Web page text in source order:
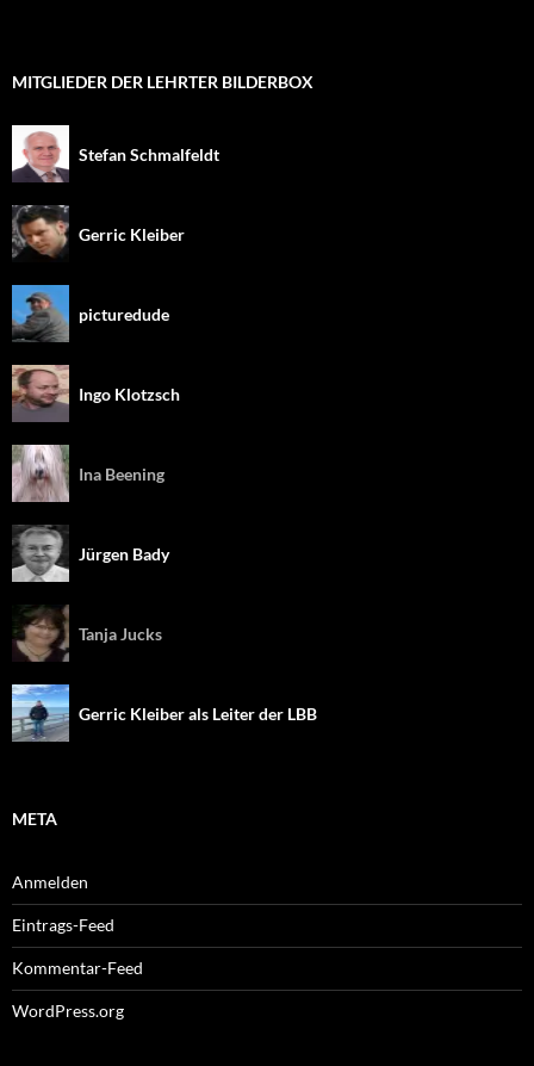
MITGLIEDER DER LEHRTER BILDERBOX
Stefan Schmalfeldt
Gerric Kleiber
picturedude
Ingo Klotzsch
Ina Beening
Jürgen Bady
Tanja Jucks
Gerric Kleiber als Leiter der LBB
META
Anmelden
Eintrags-Feed
Kommentar-Feed
WordPress.org